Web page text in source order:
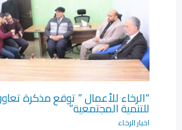
“الرخاء للأعمال ” توقع مذكرة
للتنمية المجتمعية”
اخبار الرخاء